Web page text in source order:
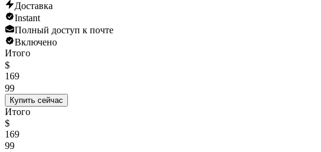
Доставка
Instant
Полный доступ к почте
Включено
Итого
$
169
99
Купить сейчас
Итого
$
169
99